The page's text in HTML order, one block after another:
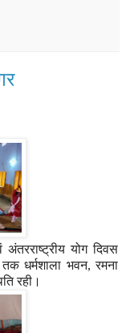
अंतरराष्ट्रीय योग दिवस
धर्मशाला भवन, रमना
रही।